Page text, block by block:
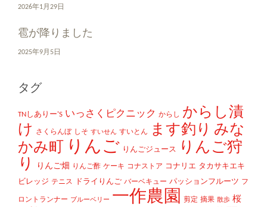
2026年1月29日
雹が降りました
2025年9月5日
タグ
TNしありー'S いっさくピクニック からし からし漬
け
さくらんぼ しそ すいせん すいとん ます釣り みな
かみ町
りんご りんごジュース
りんご狩
り
りんご畑 りんご酢 ケーキ コナストア コナリエ タカサキエキ
ビレッジ テニス ドライりんご バーベキュー パッションフルーツ フ
ロントランナー ブルーベリー 一作農園 剪定 摘果 散歩 桜